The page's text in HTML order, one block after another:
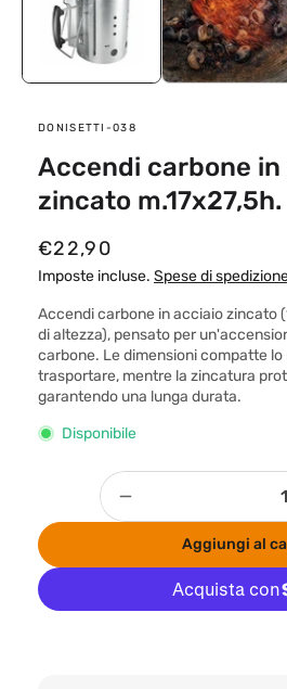
finestra
modale
SKU:
DONISETTI-038
Accendi carbone in
zincato m.17x27,5h.
P
r
e
z
z
o
d
s
t
i
€22,90
Imposte incluse. Spese di
Accendi carbone in acciaio zincato
di altezza), pensato per
carbone. Le dimensioni compatte
trasportare, mentre la zincatura
garantendo una lunga durata.
Disponibile
Quantità
Accendi
carbone
Aggiungi al